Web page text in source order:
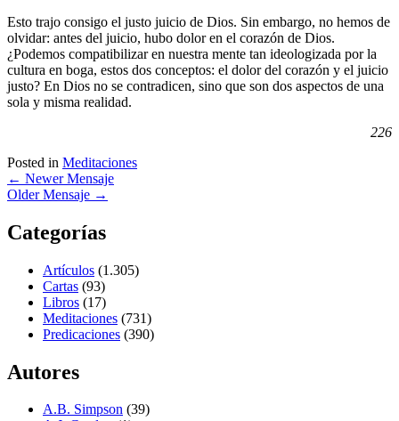
Esto trajo consigo el justo juicio de Dios. Sin embargo, no hemos de
olvidar: antes del juicio, hubo dolor en el corazón de Dios.
¿Podemos compatibilizar en nuestra mente tan ideologizada por la
cultura en boga, estos dos conceptos: el dolor del corazón y el juicio
justo? En Dios no se contradicen, sino que son dos aspectos de una
sola y misma realidad.
226
Posted in Meditaciones
← Newer Mensaje
Older Mensaje →
Categorías
Artículos (1.305)
Cartas (93)
Libros (17)
Meditaciones (731)
Predicaciones (390)
Autores
A.B. Simpson (39)